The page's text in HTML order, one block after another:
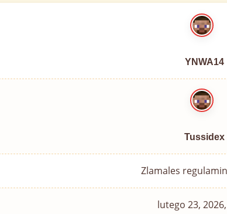
YNWA14
Tussidex
Zlamales
lutego 23,